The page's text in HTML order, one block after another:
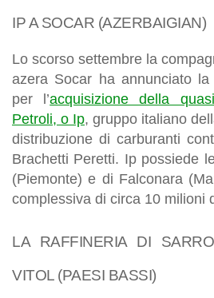
IP A SOCAR (AZERBAIGIAN)
Lo scorso settembre la
azera Socar ha annunciato
per l’acquisizione della
Petroli, o Ip, gruppo italiano
distribuzione di carburanti
Brachetti Peretti. Ip possiede
(Piemonte) e di Falconara
complessiva di circa 10 milioni
LA RAFFINERIA DI
VITOL (PAESI BASSI)